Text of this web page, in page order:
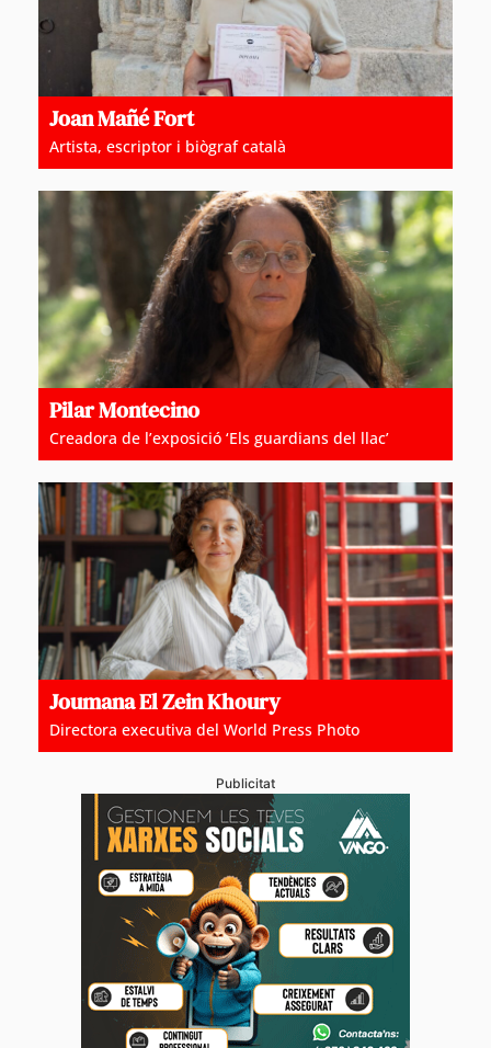
Joan Mañé Fort
Artista, escriptor i biògraf català
Pilar Montecino
Creadora de l’exposició ‘Els guardians del llac’
Joumana El Zein Khoury
Directora executiva del World Press Photo
Publicitat